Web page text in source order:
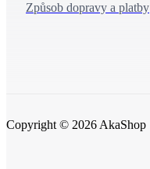
Způsob dopravy a platby
Copyright © 2026 AkaShop